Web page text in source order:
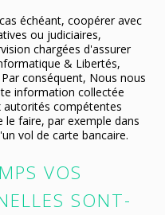
échéant, coopérer avec
ou judiciaires,
chargées d'assurer
& Libertés,
conséquent, Nous nous
information collectée
autorités compétentes
faire, par exemple dans
vol de carte bancaire.
VOS
SONT-